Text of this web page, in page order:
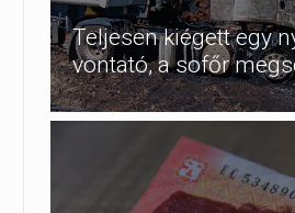
Teljesen kiégett egy
vontató, a sofőr